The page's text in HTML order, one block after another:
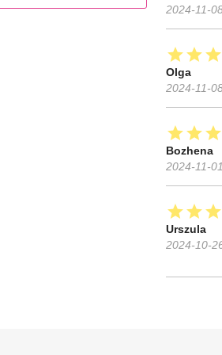
2024-11-
starstarstar
Olga
2024-11-
starstarstar
Bozhena
2024-11-01
starstarstar
Urszula
2024-10-